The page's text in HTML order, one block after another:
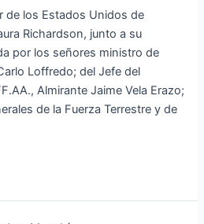
de los Estados Unidos de
Richardson, junto a su
por los señores ministro de
Loffredo; del Jefe del
Almirante Jaime Vela Erazo;
de la Fuerza Terrestre y de